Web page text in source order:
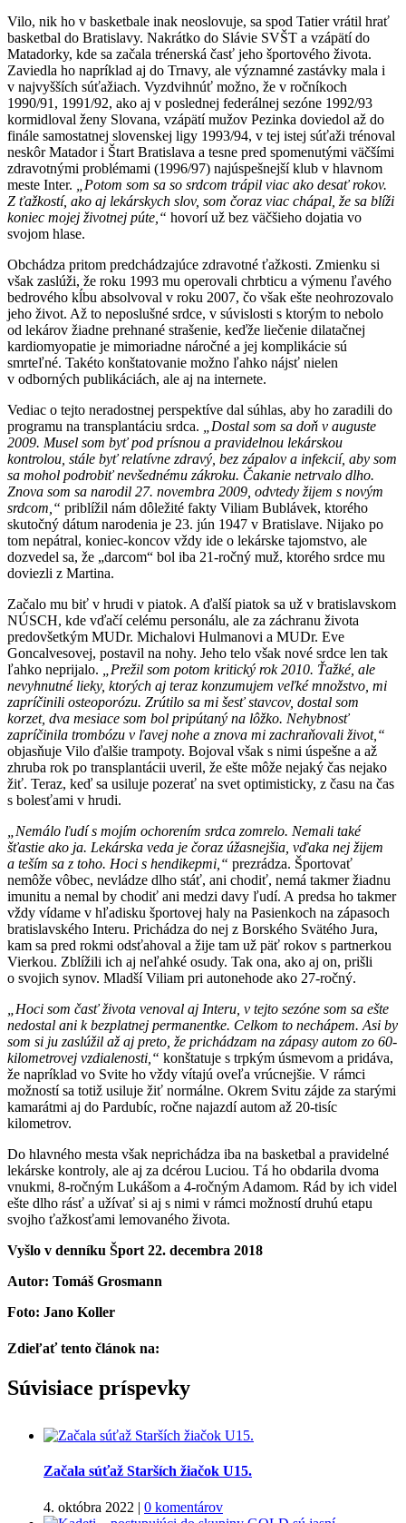
Vilo, nik ho v basketbale inak neoslovuje, sa spod Tatier vrátil hrať
basketbal do Bratislavy. Nakrátko do Slávie SVŠT a vzápätí do
Matadorky, kde sa začala trénerská časť jeho športového života.
Zaviedla ho napríklad aj do Trnavy, ale významné zastávky mala i
v najvyšších súťažiach. Vyzdvihnúť možno, že v ročníkoch
1990/91, 1991/92, ako aj v poslednej federálnej sezóne 1992/93
kormidloval ženy Slovana, vzápätí mužov Pezinka doviedol až do
finále samostatnej slovenskej ligy 1993/94, v tej istej súťaži trénoval
neskôr Matador i Štart Bratislava a tesne pred spomenutými väčšími
zdravotnými problémami (1996/97) najúspešnejší klub v hlavnom
meste Inter. „Potom som sa so srdcom trápil viac ako desať rokov.
Z ťažkostí, ako aj lekárskych slov, som čoraz viac chápal, že sa blíži
koniec mojej životnej púte,“ hovorí už bez väčšieho dojatia vo
svojom hlase.
Obchádza pritom predchádzajúce zdravotné ťažkosti. Zmienku si
však zaslúži, že roku 1993 mu operovali chrbticu a výmenu ľavého
bedrového kĺbu absolvoval v roku 2007, čo však ešte neohrozovalo
jeho život. Až to neposlušné srdce, v súvislosti s ktorým to nebolo
od lekárov žiadne prehnané strašenie, keďže liečenie dilatačnej
kardiomyopatie je mimoriadne náročné a jej komplikácie sú
smrteľné. Takéto konštatovanie možno ľahko nájsť nielen
v odborných publikáciách, ale aj na internete.
Vediac o tejto neradostnej perspektíve dal súhlas, aby ho zaradili do
programu na transplantáciu srdca. „Dostal som sa doň v auguste
2009. Musel som byť pod prísnou a pravidelnou lekárskou
kontrolou, stále byť relatívne zdravý, bez zápalov a infekcií, aby som
sa mohol podrobiť nevšednému zákroku. Čakanie netrvalo dlho.
Znova som sa narodil 27. novembra 2009, odvtedy žijem s novým
srdcom,“ priblížil nám dôležité fakty Viliam Bublávek, ktorého
skutočný dátum narodenia je 23. jún 1947 v Bratislave. Nijako po
tom nepátral, koniec-koncov vždy ide o lekárske tajomstvo, ale
dozvedel sa, že „darcom“ bol iba 21-ročný muž, ktorého srdce mu
doviezli z Martina.
Začalo mu biť v hrudi v piatok. A ďalší piatok sa už v bratislavskom
NÚSCH, kde vďačí celému personálu, ale za záchranu života
predovšetkým MUDr. Michalovi Hulmanovi a MUDr. Eve
Goncalvesovej, postavil na nohy. Jeho telo však nové srdce len tak
ľahko neprijalo. „Prežil som potom kritický rok 2010. Ťažké, ale
nevyhnutné lieky, ktorých aj teraz konzumujem veľké množstvo, mi
zapríčinili osteoporózu. Zrútilo sa mi šesť stavcov, dostal som
korzet, dva mesiace som bol pripútaný na lôžko. Nehybnosť
zapríčinila trombózu v ľavej nohe a znova mi zachraňovali život,“
objasňuje Vilo ďalšie trampoty. Bojoval však s nimi úspešne a až
zhruba rok po transplantácii uveril, že ešte môže nejaký čas nejako
žiť. Teraz, keď sa usiluje pozerať na svet optimisticky, z času na čas
s bolesťami v hrudi.
„Nemálo ľudí s mojím ochorením srdca zomrelo. Nemali také
šťastie ako ja. Lekárska veda je čoraz úžasnejšia, vďaka nej žijem
a teším sa z toho. Hoci s hendikepmi,“ prezrádza. Športovať
nemôže vôbec, nevládze dlho stáť, ani chodiť, nemá takmer žiadnu
imunitu a nemal by chodiť ani medzi davy ľudí. A predsa ho takmer
vždy vídame v hľadisku športovej haly na Pasienkoch na zápasoch
bratislavského Interu. Prichádza do nej z Borského Svätého Jura,
kam sa pred rokmi odsťahoval a žije tam už päť rokov s partnerkou
Vierkou. Zblížili ich aj neľahké osudy. Tak ona, ako aj on, prišli
o svojich synov. Mladší Viliam pri autonehode ako 27-ročný.
„Hoci som časť života venoval aj Interu, v tejto sezóne som sa ešte
nedostal ani k bezplatnej permanentke. Celkom to nechápem. Asi by
som si ju zaslúžil až aj preto, že prichádzam na zápasy autom zo 60-
kilometrovej vzdialenosti,“ konštatuje s trpkým úsmevom a pridáva,
že napríklad vo Svite ho vždy vítajú oveľa vrúcnejšie. V rámci
možností sa totiž usiluje žiť normálne. Okrem Svitu zájde za starými
kamarátmi aj do Pardubíc, ročne najazdí autom až 20-tisíc
kilometrov.
Do hlavného mesta však neprichádza iba na basketbal a pravidelné
lekárske kontroly, ale aj za dcérou Luciou. Tá ho obdarila dvoma
vnukmi, 8-ročným Lukášom a 4-ročným Adamom. Rád by ich videl
ešte dlho rásť a užívať si aj s nimi v rámci možností druhú etapu
svojho ťažkosťami lemovaného života.
Vyšlo v denníku Šport 22. decembra 2018
Autor: Tomáš Grosmann
Foto: Jano Koller
Zdieľať tento článok na:
Facebook
Twitter
Súvisiace príspevky
Začala súťaž Starších žiačok U15.
4. októbra 2022 | 0 komentárov